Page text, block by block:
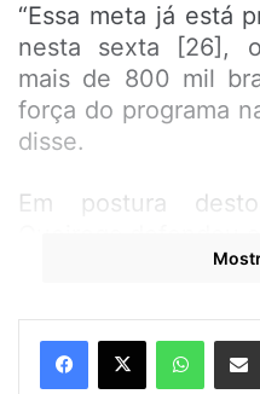
“Essa meta já está
nesta sexta [26],
mais de 800 mil
força do programa
disse.
Em postura
máscara e do
semelhante ao de
nosso país”, enfatizou.